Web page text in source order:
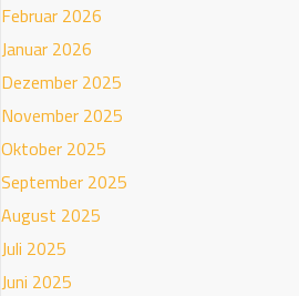
Februar 2026
Januar 2026
Dezember 2025
November 2025
Oktober 2025
September 2025
August 2025
Juli 2025
Juni 2025